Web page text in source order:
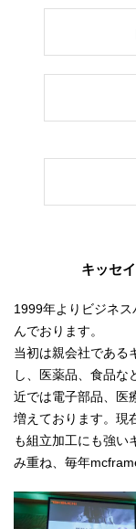
キッセ
1999年よりビジネ
んでおります。
当初は親会社である
し、医薬品、食品な
近では電子部品、医
増えております。現
も組立加工にも強い
み重ね、毎年